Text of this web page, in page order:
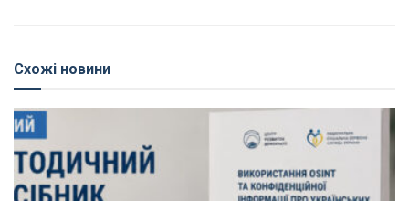
Схожі новини